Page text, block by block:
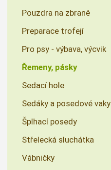
Pouzdra na zbraně
Preparace trofejí
Pro psy - výbava, výcvik
Řemeny, pásky
Sedací hole
Sedáky a posedové vaky
Šplhací posedy
Střelecká sluchátka
Vábničky